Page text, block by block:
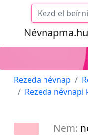
Névnapma.hu
Rezeda névnap
Rezeda névnapi
Nem: